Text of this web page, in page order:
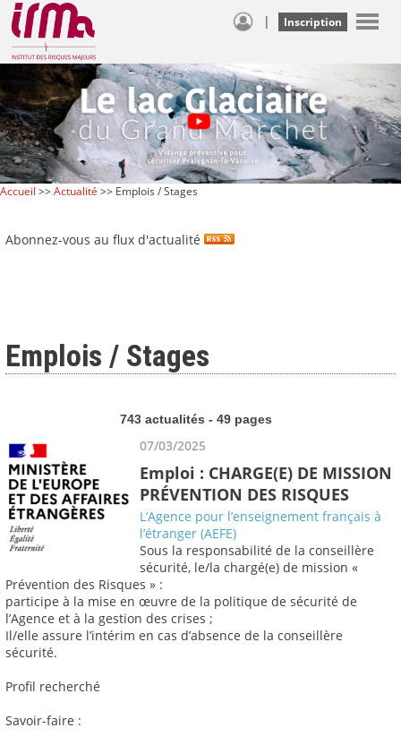
| Inscription
Accueil >>Actualité >> Emplois / Stages
Abonnez-vous au flux d'actualité
Emplois / Stages
743 actualités - 49 pages
07/03/2025
Emploi : CHARGE(E) DE MISSION
PRÉVENTION DES RISQUES
L’Agence pour l’enseignement français à
l’étranger (AEFE)
Sous la responsabilité de la conseillère
sécurité, le/la chargé(e) de mission «
Prévention des Risques » :
participe à la mise en œuvre de la politique de sécurité de
l’Agence et à la gestion des crises ;
Il/elle assure l’intérim en cas d’absence de la conseillère
sécurité.
Profil recherché
Savoir-faire :